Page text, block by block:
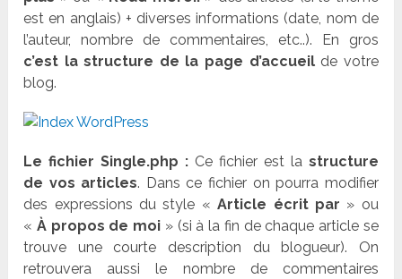
est en anglais) + diverses informations (date, nom de
l’auteur, nombre de commentaires, etc..). En gros
c’est la structure de la page d’accueilde votre
blog.
Le fichier Single.php : Ce fichier est lastructure
de vos articles. Dans ce fichier on pourra modifier
des expressions du style «Article écrit par » ou
« À propos de moi » (si à la fin de chaque article se
trouve une courte description du blogueur). On
retrouvera aussi le nombre de commentaires